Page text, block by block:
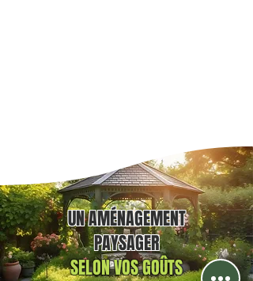
UN AMÉNAGEMENT
PAYSAGER
SELON VOS GOÛTS